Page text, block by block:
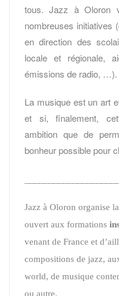
tous. Jazz à Oloron
nombreuses initiatives
en direction des
locale et régionale,
émissions de radio, …).
La musique est un art
et si, finalement,
ambition que de
bonheur possible pour
Jazz à Oloron organise
ouvert aux formations
venant de France et
compositions de jazz,
world, de musique
ou autre.